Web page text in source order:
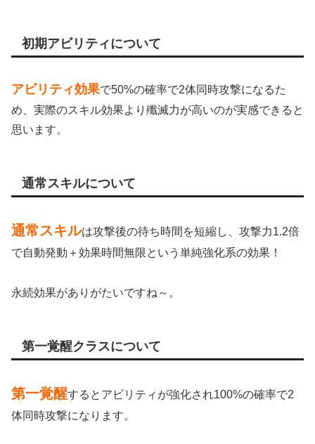
初期アビリティについて
アビリティ効果で50%の確率で2体同時攻撃になるた
め、実際のスキル効果より殲滅力が高いのが実感できると
思います。
通常スキルについて
通常スキルは攻撃後の待ち時間を短縮し、攻撃力1.2倍
で自動発動＋効果時間無限という単純強化系の効果！
永続効果がありがたいですね～。
第一覚醒クラスについて
第一覚醒するとアビリティが強化され100%の確率で2
体同時攻撃になります。